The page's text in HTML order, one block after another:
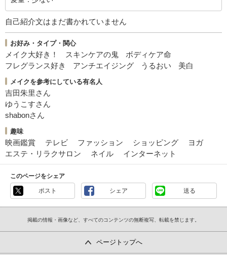
自己紹介文はまだ書かれていません
お好み・タイプ・関心
メイク大好き！ スキンケアの鬼
ボディケア命
フレグランス好き
アンチエイジング うるおい 美白
メイクを参考にしている有名人
吉田朱里さん
ゆうこすさん
shabonさん
趣味
映画鑑賞 テレビ ファッション ショッピング
ヨガ
エステ・リラクサロン
ネイル インターネット
このページをシェア
ポスト シェア 送る
掲載の情報・画像など、すべてのコンテンツの無断複写、転載を禁じます。
ページトップへ